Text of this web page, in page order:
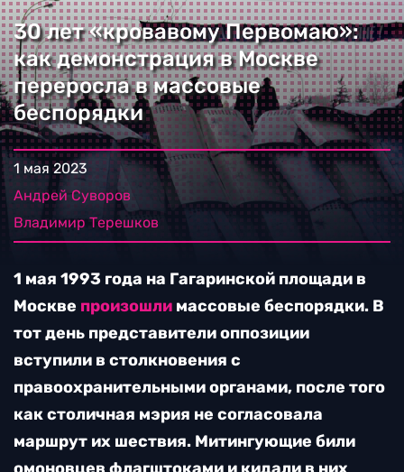
30 лет «кровавому Первомаю»:
как демонстрация в Москве
переросла в массовые
беспорядки
1 мая 2023
Андрей Суворов
Владимир Терешков
1 мая 1993 года на Гагаринской площади в
Москве произошли массовые беспорядки. В
тот день представители оппозиции
вступили в столкновения с
правоохранительными органами, после того
как столичная мэрия не согласовала
маршрут их шествия. Митингующие били